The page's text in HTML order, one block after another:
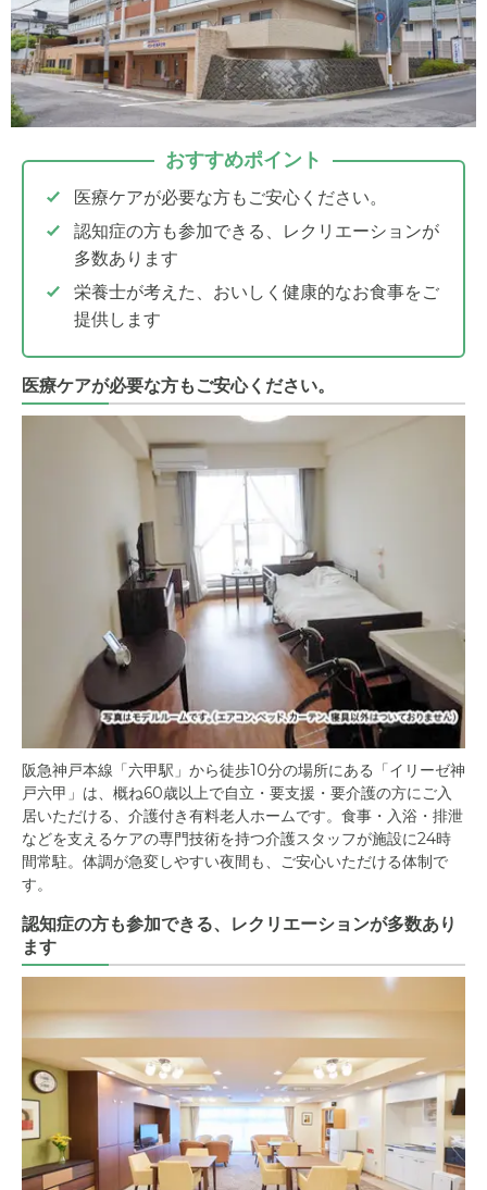
おすすめポイント
医療ケアが必要な方もご安心ください。
認知症の方も参加できる、レクリエーションが
多数あります
栄養士が考えた、おいしく健康的なお食事をご
提供します
医療ケアが必要な方もご安心ください。
阪急神戸本線「六甲駅」から徒歩10分の場所にある「イリーゼ神
戸六甲」は、概ね60歳以上で自立・要支援・要介護の方にご入
居いただける、介護付き有料老人ホームです。食事・入浴・排泄
などを支えるケアの専門技術を持つ介護スタッフが施設に24時
間常駐。体調が急変しやすい夜間も、ご安心いただける体制で
す。
認知症の方も参加できる、レクリエーションが多数あり
ます